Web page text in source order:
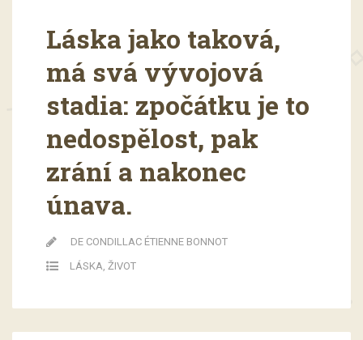
Láska jako taková,
má svá vývojová
stadia: zpočátku je to
nedospělost, pak
zrání a nakonec
únava.
DE CONDILLAC ÉTIENNE BONNOT
LÁSKA, ŽIVOT